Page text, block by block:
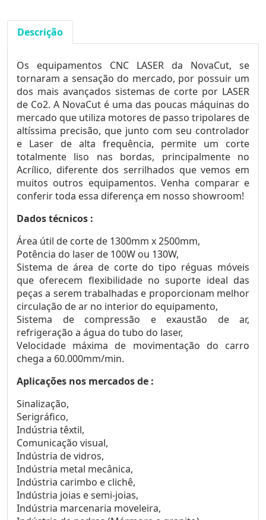
Descrição
Os equipamentos CNC LASER da NovaCut, se
tornaram a sensação do mercado, por possuir um
dos mais avançados sistemas de corte por LASER
de Co2. A NovaCut é uma das poucas máquinas do
mercado que utiliza motores de passo tripolares de
altíssima precisão, que junto com seu controlador
e Laser de alta frequência, permite um corte
totalmente liso nas bordas, principalmente no
Acrílico, diferente dos serrilhados que vemos em
muitos outros equipamentos. Venha comparar e
conferir toda essa diferença em nosso showroom!
Dados técnicos :
Área útil de corte de 1300mm x 2500mm,
Potência do laser de 100W ou 130W,
Sistema de área de corte do tipo réguas móveis
que oferecem flexibilidade no suporte ideal das
peças a serem trabalhadas e proporcionam melhor
circulação de ar no interior do equipamento,
Sistema de compressão e exaustão de ar,
refrigeração a água do tubo do laser,
Velocidade máxima de movimentação do carro
chega a 60.000mm/min.
Aplicações nos mercados de :
Sinalização,
Serigráfico,
Indústria têxtil,
Comunicação visual,
Indústria de vidros,
Indústria metal mecânica,
Indústria carimbo e clichê,
Indústria joias e semi-joias,
Indústria marcenaria moveleira,